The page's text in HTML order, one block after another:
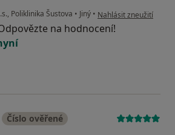
Poliklinika Šustova • Jiný • podle názoru
Nahlásit zneužití
na hodnocení!
Číslo ověřené